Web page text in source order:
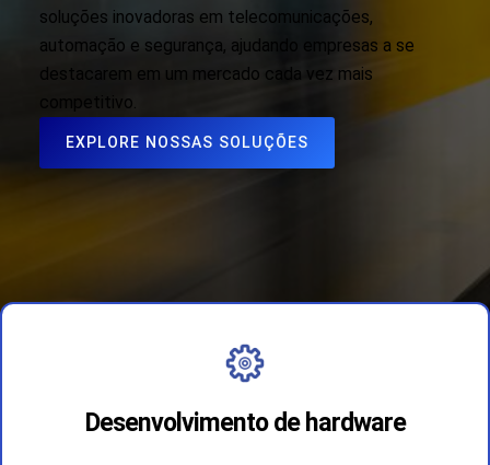
soluções inovadoras em telecomunicações,
automação e segurança, ajudando empresas a se
destacarem em um mercado cada vez mais
competitivo.
EXPLORE NOSSAS SOLUÇÕES
Desenvolvimento de hardware